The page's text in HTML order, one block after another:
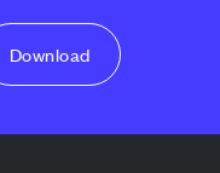
Download